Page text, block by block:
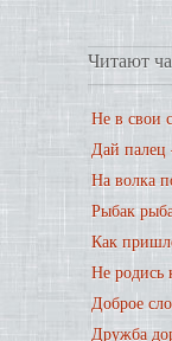
Читают
Не в свои
Дай палец
На волка
Рыбак
Как
Не родись
Доброе
Дружба